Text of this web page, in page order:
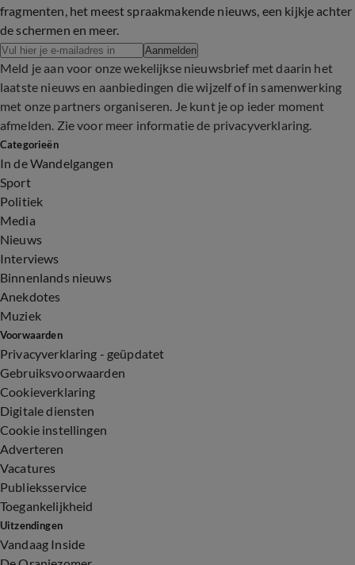
fragmenten, het meest spraakmakende nieuws, een kijkje achter
de schermen en meer.
Aanmelden
Meld je aan voor onze wekelijkse nieuwsbrief met daarin het
laatste nieuws en aanbiedingen die wijzelf of in samenwerking
met onze partners organiseren. Je kunt je op ieder moment
afmelden. Zie voor meer informatie de privacyverklaring.
Categorieën
In de Wandelgangen
Sport
Politiek
Media
Nieuws
Interviews
Binnenlands nieuws
Anekdotes
Muziek
Voorwaarden
Privacyverklaring - geüpdatet
Gebruiksvoorwaarden
Cookieverklaring
Digitale diensten
Cookie instellingen
Adverteren
Vacatures
Publieksservice
Toegankelijkheid
Uitzendingen
Vandaag Inside